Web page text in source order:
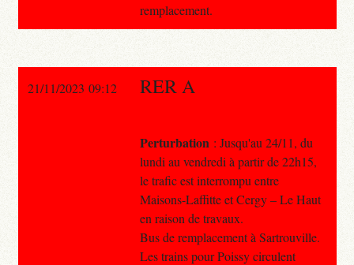
remplacement.
21/11/2023 09:12 RER A
Perturbation : Jusqu'au 24/11, du
lundi au vendredi à partir de 22h15,
le trafic est interrompu entre
Maisons-Laffitte et Cergy – Le Haut
en raison de travaux.
Bus de remplacement à Sartrouville.
Les trains pour Poissy circulent